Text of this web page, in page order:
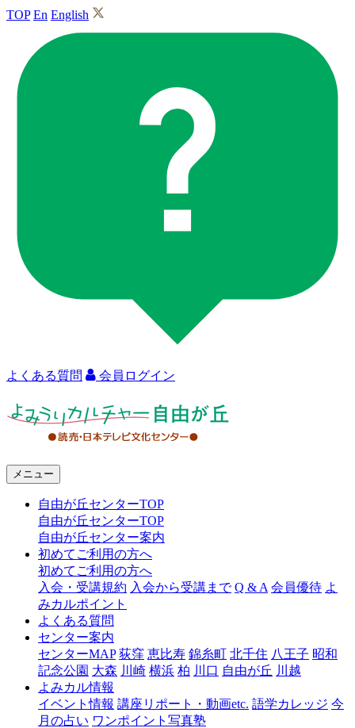
TOP En English
よくある質問 会員ログイン
ャ
由
丘
メニュー
自由が丘センターTOP
自由が丘センターTOP
自由が丘センター案内
初めてご利用の方へ
初めてご利用の方へ
入会・受講規約 入会から受講まで Q & A 会員優待 よ
みカルポイント
よくある質問
センター案内
センターMAP 荻窪 恵比寿 錦糸町 北千住 八王子 昭和
記念公園 大森 川崎 横浜 柏 川口 自由が丘 川越
よみカル情報
イベント情報 講座リポート・動画etc. 語学カレッジ 今
月の占い ワンポイント写真塾